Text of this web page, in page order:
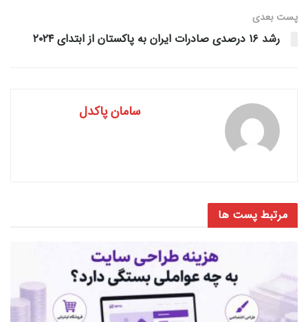
پست‌ بعدی
رشد ۱۶ درصدی صادرات ایران به پاکستان از ابتدای ۲۰۲۴
سامان پاکدل
مرتبط پست ها